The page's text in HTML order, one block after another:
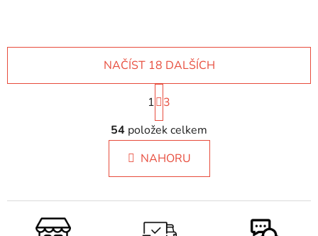
O
v
l
á
d
a
í
NAČÍST 18 DALŠÍCH
S
t
r
á
n
k
á
í
1
3
54 položek celkem
NAHORU